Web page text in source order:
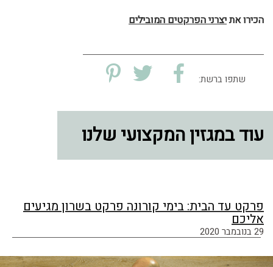
הכירו אתיצרני הפרקטים המובילים
שתפו ברשת:
עוד במגזין המקצועי שלנו
פרקט עד הבית: בימי קורונה פרקט בשרון מגיעים
אליכם
29 בנובמבר 2020